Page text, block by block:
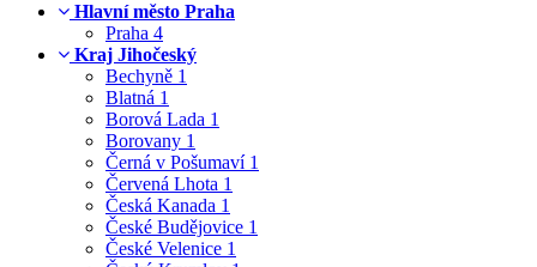
Hlavní město Praha
Praha 4
Kraj Jihočeský
Bechyně 1
Blatná 1
Borová Lada 1
Borovany 1
Černá v Pošumaví 1
Červená Lhota 1
Česká Kanada 1
České Budějovice 1
České Velenice 1